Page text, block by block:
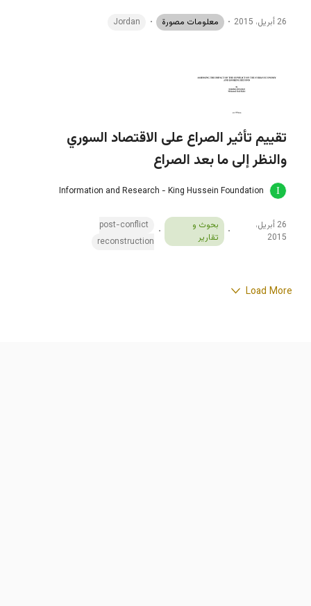
26 أبريل، 2015 معلومات مصورة Jordan
تقييم تأثير الصراع على الاقتصاد السوري
والنظر إلى ما بعد الصراع
Information and Research - King Hussein Foundation
26 أبريل،
2015
بحوث و
تقارير
post-conflict
reconstruction
Load More